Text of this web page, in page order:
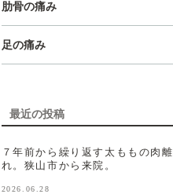
肋骨の痛み
足の痛み
最近の投稿
７年前から繰り返す太ももの肉離
れ。狭山市から来院。
2026.06.28